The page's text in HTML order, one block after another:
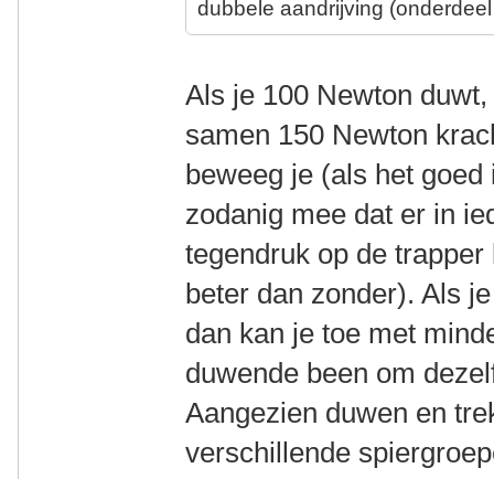
dubbele aandrijving
Als je 100 Newton
samen 150 Newton
beweeg je (als het
zodanig mee dat er in
tegendruk op de
beter dan zonder). Als
dan kan je toe met
duwende been om
Aangezien duwen en
verschillende